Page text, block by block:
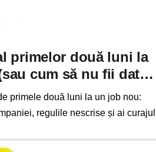
primelor două luni la
cum să nu fii dat
primele două luni la un job nou:
regulile nescrise și ai curajul